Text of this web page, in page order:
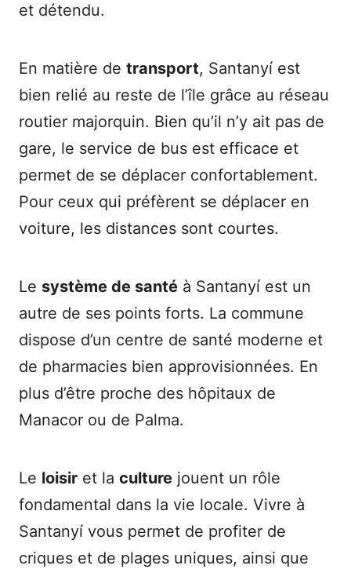
et détendu.
En matière de transport, Santanyí est
bien relié au reste de l’île grâce au réseau
routier majorquin. Bien qu’il n’y ait pas de
gare, le service de bus est efficace et
permet de se déplacer confortablement.
Pour ceux qui préfèrent se déplacer en
voiture, les distances sont courtes.
Le système de santé à Santanyí est un
autre de ses points forts. La commune
dispose d’un centre de santé moderne et
de pharmacies bien approvisionnées. En
plus d’être proche des hôpitaux de
Manacor ou de Palma.
Le loisir et la culture jouent un rôle
fondamental dans la vie locale. Vivre à
Santanyí vous permet de profiter de
criques et de plages uniques, ainsi que